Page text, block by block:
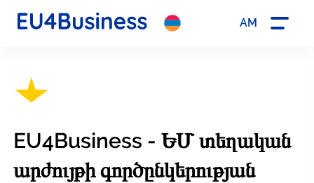
EU4Business - ԵՄ տեղական
արժույթի գործընկերության
AM